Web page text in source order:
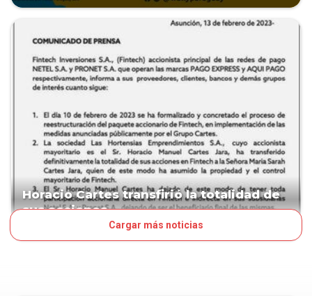
Horacio Cartes transfirió la totalidad de
sus acciones
Cargar más noticias